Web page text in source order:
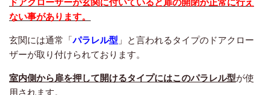
ない事があります。
玄関には通常「パラレル型 」と言われるタイプのドアクロー
ザーが取り付けられております。
室内側から扉を押して開けるタイプにはこのパラレル型が使
用されます。